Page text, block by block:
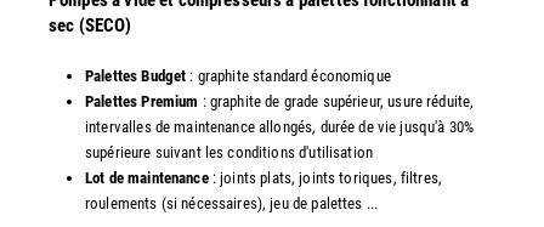
sec (SECO)
Palettes Budget : graphite standard économique
Palettes Premium : graphite de grade supérieur, usure réduite,
intervalles de maintenance allongés, durée de vie jusqu'à 30%
supérieure suivant les conditions d'utilisation
Lot de maintenance: joints plats, joints toriques, filtres,
roulements (si nécessaires), jeu de palettes ...